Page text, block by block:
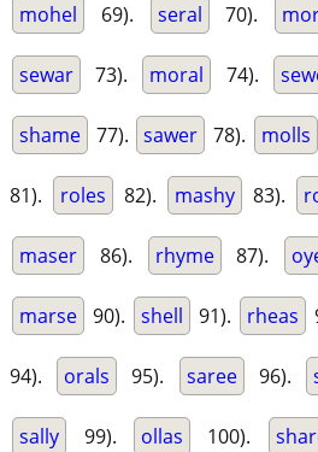
mohel 69). seral 70).
sewar 73). moral 74).
shame 77). sawer 78). molls
81). roles 82). mashy 83).
maser 86). rhyme 87).
marse 90). shell 91). rheas
94). orals 95). saree 96).
sally 99). ollas 100).